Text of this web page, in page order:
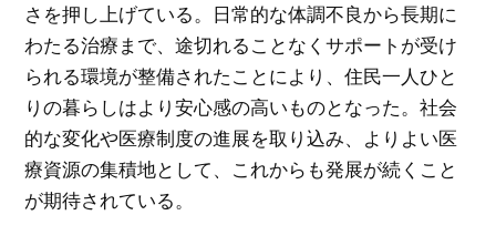
さを押し上げている。日常的な体調不良から長期に
わたる治療まで、途切れることなくサポートが受け
られる環境が整備されたことにより、住民一人ひと
りの暮らしはより安心感の高いものとなった。社会
的な変化や医療制度の進展を取り込み、よりよい医
療資源の集積地として、これからも発展が続くこと
が期待されている。